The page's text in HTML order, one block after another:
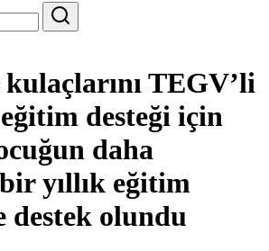
TEGV’li
desteği için
daha
yıllık eğitim
destek olundu